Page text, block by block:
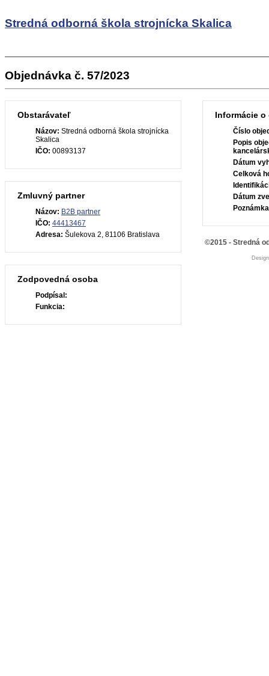
Stredná odborná škola strojnícka Skalica
Objednávka č. 57/2023
Obstarávateľ
Názov: Stredná odborná škola strojnícka
Skalica
IČO: 00893137
Zmluvný partner
Názov: B2B partner
IČO: 44413467
Adresa: Šulekova 2, 81106 Bratislava
Zodpovedná osoba
Podpísal:
Funkcia:
Informácie
Číslo
Popis
Dátum
Celková
Dátum
©2015 - Stredná